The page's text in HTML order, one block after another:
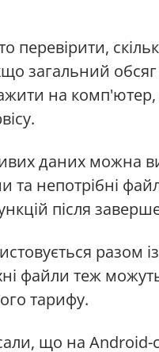
перевірити,
загальний
на
даних можна
та непотрібні
після
разом
файли теж
тарифу.
що на Android-